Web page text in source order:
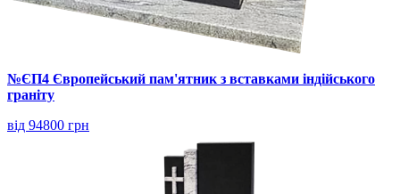
№ЄП4 Європейський пам'ятник з вставками індійського
граніту
від 94800 грн